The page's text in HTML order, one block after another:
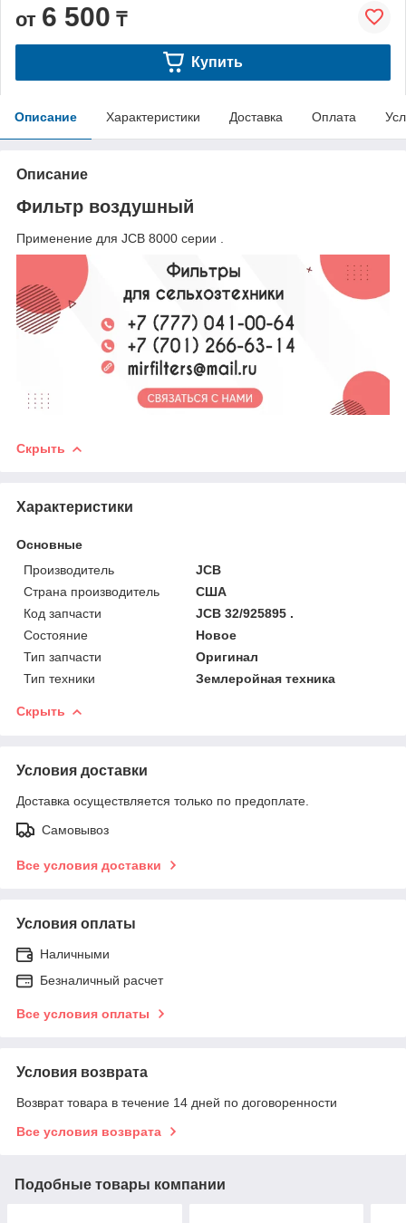
от 6 500 ₸
Купить
Описание Характеристики Доставка Оплата
Описание
Фильтр воздушный
Применение для JCB 8000 серии .
Скрыть
Характеристики
Основные
Производитель
JCB
Страна производитель
США
Код запчасти
JCB 32/925895 .
Состояние
Новое
Тип запчасти
Оригинал
Тип техники
Землеройная техника
Скрыть
Условия доставки
Доставка осуществляется только по предоплате.
Самовывоз
Все условия доставки
Условия оплаты
Наличными
Безналичный расчет
Все условия оплаты
Условия возврата
Возврат товара в течение 14 дней по договоренности
Все условия возврата
Подобные товары компании